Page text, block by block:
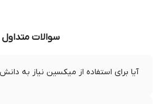
سوالات متداول
آیا برای استفاده از میکسین نیاز به